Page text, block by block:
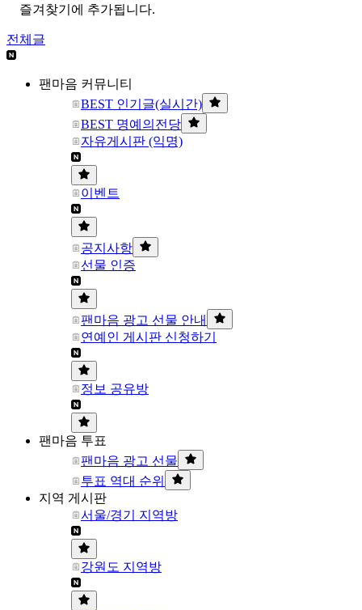
즐겨찾기에 추가됩니다.
전체글
팬마음 커뮤니티
BEST 인기글(실시간)
BEST 명예의전당
자유게시판 (익명)
이벤트
공지사항
선물 인증
팬마음 광고 선물 안내
연예인 게시판 신청하기
정보 공유방
팬마음 투표
팬마음 광고 선물
투표 역대 순위
지역 게시판
서울/경기 지역방
강원도 지역방